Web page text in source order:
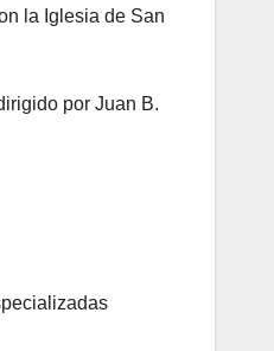
la Iglesia de San
por Juan B.